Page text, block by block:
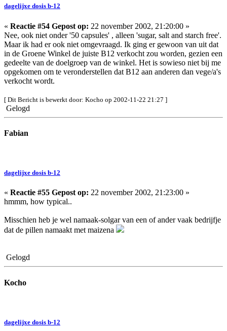
dagelijxe dosis b-12
« Reactie #54 Gepost op: 22 november 2002, 21:20:00 »
Nee, ook niet onder '50 capsules' , alleen 'sugar, salt and starch free'.
Maar ik had er ook niet omgevraagd. Ik ging er gewoon van uit dat
in de Groene Winkel de juiste B12 verkocht zou worden, gezien een
gedeelte van de doelgroep van de winkel. Het is sowieso niet bij me
opgekomen om te veronderstellen dat B12 aan anderen dan vege/a's
verkocht wordt.
[ Dit Bericht is bewerkt door: Kocho op 2002-11-22 21:27 ]
Gelogd
Fabian
dagelijxe dosis b-12
« Reactie #55 Gepost op: 22 november 2002, 21:23:00 »
hmmm, how typical..
Misschien heb je wel namaak-solgar van een of ander vaak bedrijfje
dat de pillen namaakt met maizena
Gelogd
Kocho
dagelijxe dosis b-12